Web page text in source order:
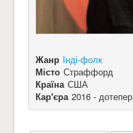
Жанр Інді-фолк
Місто Страффорд
Країна США
Кар'єра 2016 - дотепер